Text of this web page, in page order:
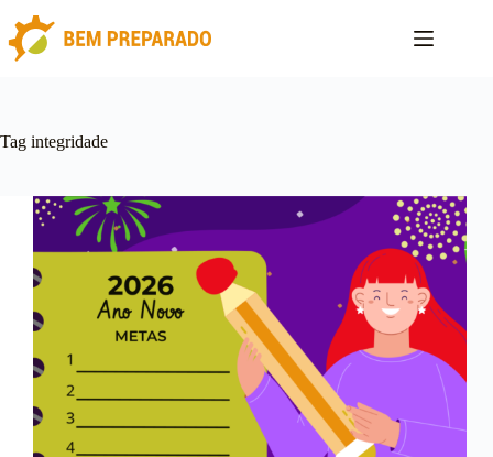
para
conteúdo
Tag integridade